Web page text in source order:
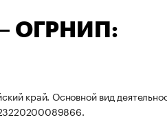
— ОГРНИП:
край. Основной вид